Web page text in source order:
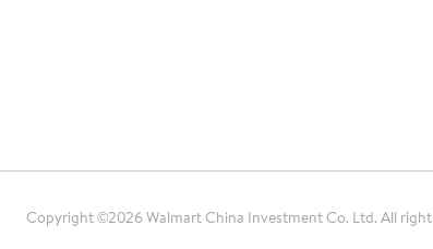
Copyright ©2026 Walmart China Investment Co. Ltd. All